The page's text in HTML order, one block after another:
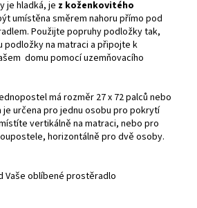
je hladká, je z koženkovitého
umístěna směrem nahoru přímo pod
Použijte popruhy podložky tak,
podložky na matraci a připojte k
domu pomocí uzemňovacího
má rozměr 27 x 72 palců nebo
je určena pro jednu osobu pro pokrytí
vertikálně na matraci, nebo pro
horizontálně pro dvě osoby.
Vaše oblíbené prostěradlo